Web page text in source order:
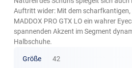
Auftritt wider: Mit dem scharfkantigen,
MADDOX PRO GTX LO ein wahrer
spannenden Akzent im Segment
Halbschuhe.
Größe 42